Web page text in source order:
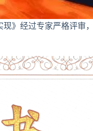
经过专家严格评审